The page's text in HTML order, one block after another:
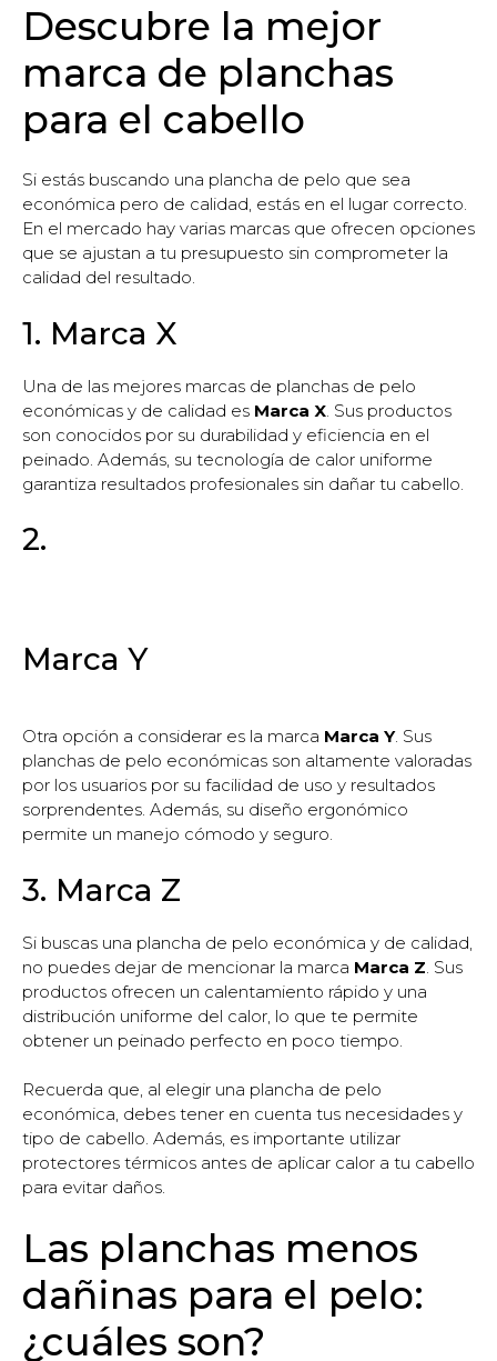
Descubre la mejor
marca de planchas
para el cabello
Si estás buscando una plancha de pelo que sea
económica pero de calidad, estás en el lugar correcto.
En el mercado hay varias marcas que ofrecen opciones
que se ajustan a tu presupuesto sin comprometer la
calidad del resultado.
1. Marca X
Una de las mejores marcas de planchas de pelo
económicas y de calidad es Marca X . Sus productos
son conocidos por su durabilidad y eficiencia en el
peinado. Además, su tecnología de calor uniforme
garantiza resultados profesionales sin dañar tu cabello.
2.
Marca Y
Otra opción a considerar es la marca Marca Y. Sus
planchas de pelo económicas son altamente valoradas
por los usuarios por su facilidad de uso y resultados
sorprendentes. Además, su diseño ergonómico
permite un manejo cómodo y seguro.
3. Marca Z
Si buscas una plancha de pelo económica y de calidad,
no puedes dejar de mencionar la marca Marca Z . Sus
productos ofrecen un calentamiento rápido y una
distribución uniforme del calor, lo que te permite
obtener un peinado perfecto en poco tiempo.
Recuerda que, al elegir una plancha de pelo
económica, debes tener en cuenta tus necesidades y
tipo de cabello. Además, es importante utilizar
protectores térmicos antes de aplicar calor a tu cabello
para evitar daños.
Las planchas menos
dañinas para el pelo:
¿cuáles son?